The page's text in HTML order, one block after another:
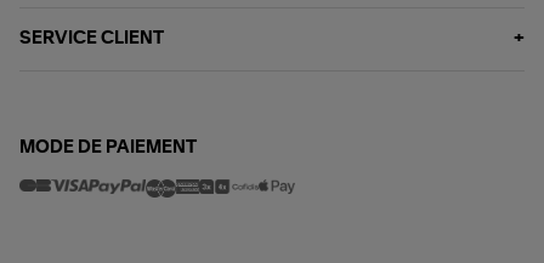
SERVICE CLIENT
MODE DE PAIEMENT